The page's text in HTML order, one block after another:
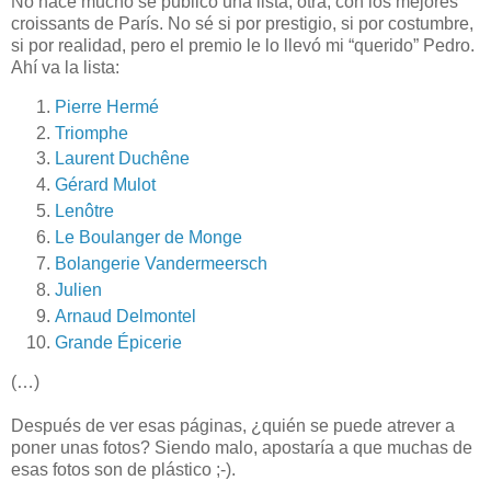
croissants de París. No sé si por prestigio, si por costumbre,
si por realidad, pero el premio le lo llevó mi “querido” Pedro.
Ahí va la lista:
Pierre Hermé
Triomphe
Laurent Duchêne
Gérard Mulot
Lenôtre
Le Boulanger de Monge
Bolangerie Vandermeersch
Julien
Arnaud Delmontel
Grande Épicerie
(…)
Después de ver esas páginas, ¿quién se puede atrever a
poner unas fotos? Siendo malo, apostaría a que muchas de
esas fotos son de plástico ;-).